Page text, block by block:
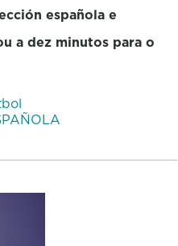
española e
a dez minutos para o